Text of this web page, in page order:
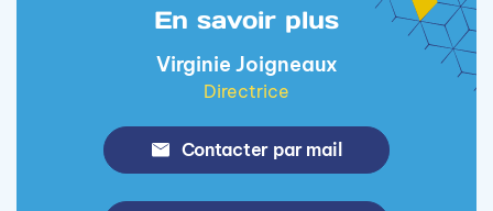
En savoir plus
Virginie Joigneaux
Directrice
Contacter par mail